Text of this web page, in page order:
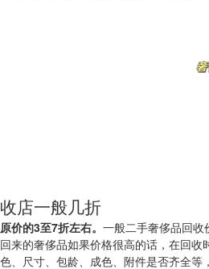
店一般几折
价的3至7折左右。 一般二手奢侈品回
来的奢侈品如果价格很高的话，在回
、尺寸、包龄、成色、附件是否齐全